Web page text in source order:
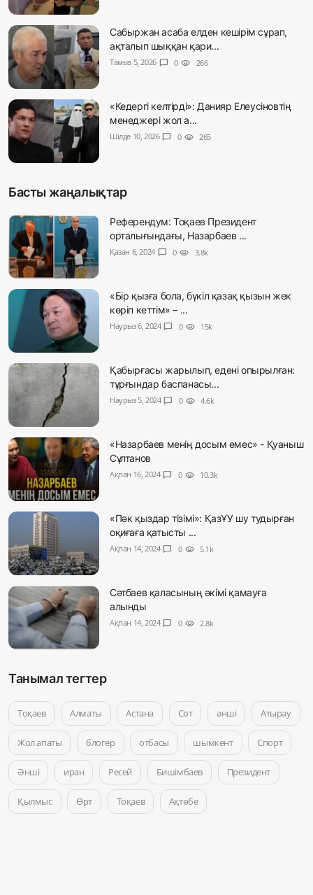
Сабыржан асаба елден кешірім сұрап,
ақталып шыққан қари...
Тамыз 5, 2026 chat_bubble 0 visibility 266
«Кедергі келтірді»: Данияр Елеусіновтің
менеджері жол а...
Шілде 10, 2026 chat_bubble 0 visibility 265
Басты жаңалықтар
Референдум: Тоқаев Президент
орталығындағы, Назарбаев ...
Қазан 6, 2024 chat_bubble 0 visibility 3.8k
«Бір қызға бола, бүкіл қазақ қызын жек
көріп кеттім» – ...
Наурыз 6, 2024 chat_bubble 0 visibility 15k
Қабырғасы жарылып, едені опырылған:
тұрғындар баспанасы...
Наурыз 5, 2024 chat_bubble 0 visibility 4.6k
«Назарбаев менің досым емес» - Қуаныш
Сұлтанов
Ақпан 16, 2024 chat_bubble 0 visibility 10.3k
«Пәк қыздар тізімі»: ҚазҰУ шу тудырған
оқиғаға қатысты ...
Ақпан 14, 2024 chat_bubble 0 visibility 5.1k
Сәтбаев қаласының әкімі қамауға
алынды
Ақпан 14, 2024 chat_bubble 0 visibility 2.8k
Танымал тегтер
Тоқаев Алматы Астана Сот әнші Атырау
Жол апаты блогер отбасы шымкент Спорт
Әнші иран Ресей Бишімбаев Президент
Қылмыс Өрт Тоқаев Ақтөбе